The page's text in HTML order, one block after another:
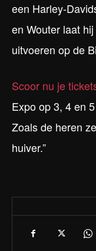
een Harley-
en Wouter laat
uitvoeren op de
Scoor nu je
Expo op 3, 4 en
Zoals de heren
huiver.”